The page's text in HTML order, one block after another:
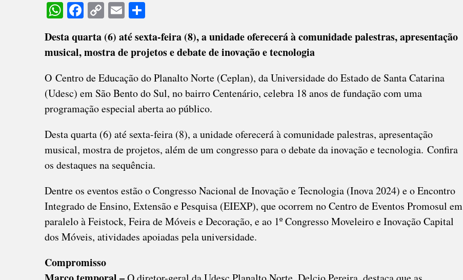
CELEBRA
18
COM
PROGRAMAÇÃO
ESPECIAL
WhatsApp
Facebook
CopyEmail
Desta quarta (6) até sexta-feira (8), a unidade oferecerá à comunidade palestras, apresentação
musical, mostra de projetos e debate de inovação e tecnologia
O Centro de Educação do Planalto Norte (Ceplan), da Universidade do Estado de Santa Catarina
(Udesc) em São Bento do Sul, no bairro Centenário, celebra 18 anos de fundação com uma
programação especial aberta ao público.
Desta quarta (6) até sexta-feira (8), a unidade oferecerá à comunidade palestras, apresentação
musical, mostra de projetos, além de um congresso para o debate da inovação e tecnologia. Confira
os destaques na sequência.
Dentre os eventos estão o Congresso Nacional de Inovação e Tecnologia (Inova 2024) e o Encontro
Integrado de Ensino, Extensão e Pesquisa (EIEXP), que ocorrem no Centro de Eventos Promosul em
paralelo à Feistock, Feira de Móveis e Decoração, e ao 1º Congresso Moveleiro e Inovação Capital
dos Móveis, atividades apoiadas pela universidade.
Compromisso